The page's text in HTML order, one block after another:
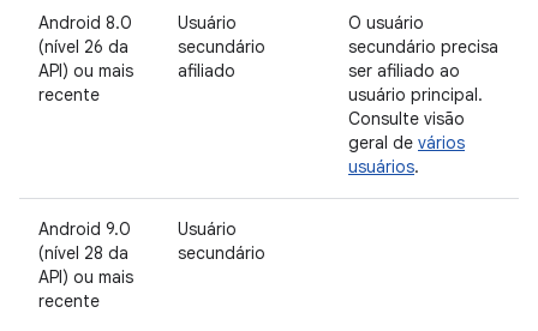
Android 8.0
(nível 26 da
API) ou mais
recente
Usuário
secundário
afiliado
O usuário
secundário precisa
ser afiliado ao
usuário principal.
Consulte visão
geral de vários
usuários.
Android 9.0
(nível 28 da
API) ou mais
recente
Usuário
secundário